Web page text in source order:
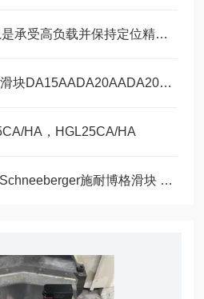
正确安装ROLLON滑轨是承受高负载并保持定位精度的关键
汉江直线导轨螺纹孔型滑块DA15AADA20AADA20AAL
HA，HGL25CA/HA
MRW65B/MRB65瑞士Schneeberger施耐博格滑块 导轨